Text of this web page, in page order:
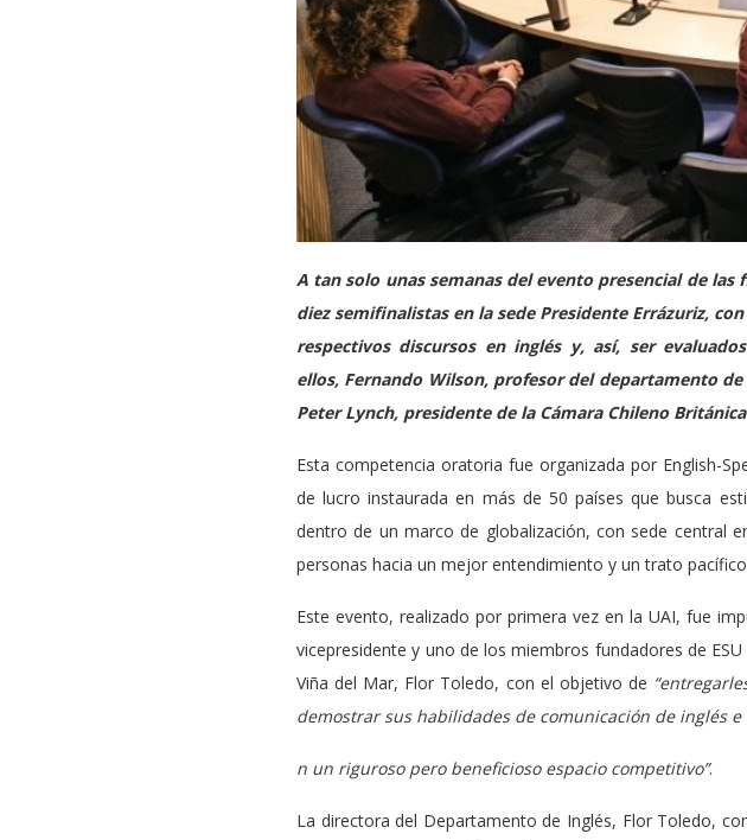
A tan solo unas semanas del evento presencial de
diez semifinalistas en la sede Presidente Errázuriz,
respectivos discursos en inglés y, así, ser
ellos, Fernando Wilson, profesor del departamento
Peter Lynch, presidente de la Cámara Chileno
Esta competencia oratoria fue organizada por English-
de lucro instaurada en más de 50 países que busca
dentro de un marco de globalización, con sede central
personas hacia un mejor entendimiento y un trato
Este evento, realizado por primera vez en la UAI, fue
vicepresidente y uno de los miembros fundadores de
Viña del Mar, Flor Toledo, con el objetivo de
demostrar sus habilidades de comunicación de inglés e
n un riguroso pero beneficioso espacio competitivo”.
La directora del Departamento de Inglés, Flor Toledo,